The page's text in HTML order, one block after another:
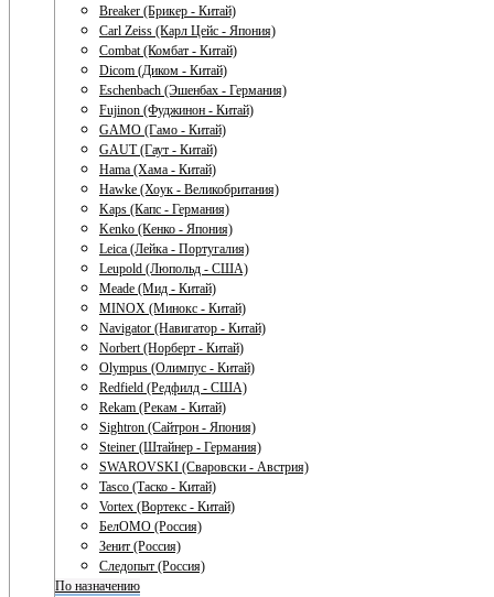
Breaker (Брикер - Китай)
Carl Zeiss (Карл Цейс - Япония)
Combat (Комбат - Китай)
Dicom (Диком - Китай)
Eschenbach (Эшенбах - Германия)
Fujinon (Фуджинон - Китай)
GAMO (Гамо - Китай)
GAUT (Гаут - Китай)
Hama (Хама - Китай)
Hawke (Хоук - Великобритания)
Kaps (Капс - Германия)
Kenko (Кенко - Япония)
Leica (Лейка - Португалия)
Leupold (Люпольд - США)
Meade (Мид - Китай)
MINOX (Минокс - Китай)
Navigator (Навигатор - Китай)
Norbert (Норберт - Китай)
Olympus (Олимпус - Китай)
Redfield (Редфилд - США)
Rekam (Рекам - Китай)
Sightron (Сайтрон - Япония)
Steiner (Штайнер - Германия)
SWAROVSKI (Сваровски - Австрия)
Tasco (Таско - Китай)
Vortex (Вортекс - Китай)
БелОМО (Россия)
Зенит (Россия)
Следопыт (Россия)
По назначению